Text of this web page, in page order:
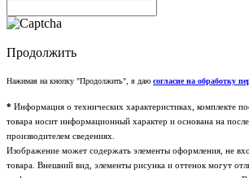
Продолжить
Нажимая на кнопку "Продолжить", я даю согласие на обработку
* Информация о технических характеристиках, комплекте
товара носит информационный характер и основана на
производителем сведениях.
Изображение может содержать элементы оформления, не
товара. Внешний вид, элементы рисунка и оттенок могут